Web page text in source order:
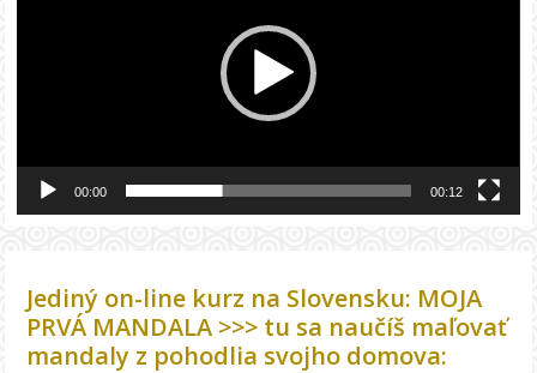
00:00 00:12
Jediný on-line kurz na Slovensku: MOJA
PRVÁ MANDALA >>> tu sa naučíš maľovať
mandaly z pohodlia svojho domova: